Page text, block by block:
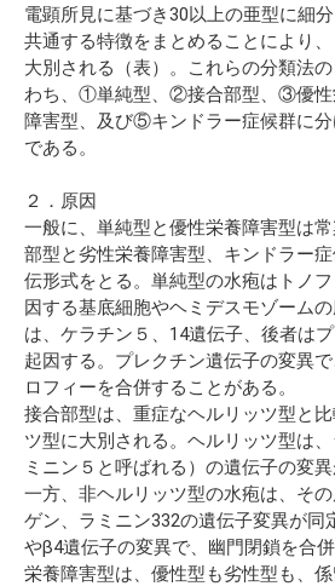
電顕所見に基づき30以上の亜型に細
共通する特徴をまとめることにより
大別される（表）。これらの分類法
わち、①単純型、②接合部型、③優
障害型、及び⑤キンドラー症候群に
である。
２．原因
一般に、単純型と優性栄養障害型は
部型と劣性栄養障害型、キンドラー
伝形式をとる。単純型の水疱はトノ
因する基底細胞やヘミデスモゾーム
は、ケラチン５、14遺伝子、後者は
起因する。プレクチン遺伝子の変異
ロフィーを合併することがある。
接合部型は、重症なヘルリッツ型と
ツ型に大別される。ヘルリッツ型は
ミニン５と呼ばれる）の遺伝子の変異
一方、非ヘルリッツ型の水疱は、そ
ゲン、ラミニン332の遺伝子変異が同
やβ4遺伝子の変異で、幽門閉鎖を合併
栄養障害型は、優性型も劣性型も、